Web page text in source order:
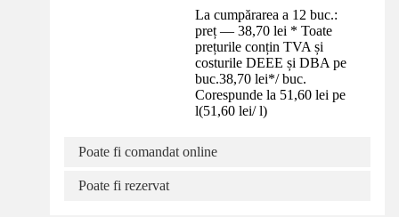
La cumpărarea a 12 buc.:
preț — 38,70 lei * Toate
prețurile conțin TVA și
costurile DEEE și DBA pe
buc.38,70 lei*/ buc.
Corespunde la 51,60 lei pe
l(51,60 lei/ l)
Poate fi comandat online
Poate fi rezervat